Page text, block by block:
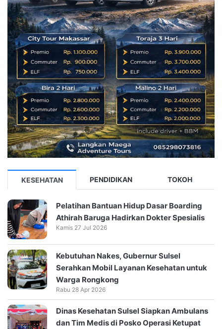
KESEHATAN PENDIDIKAN TOKOH
Pelatihan Bantuan Hidup Dasar Boarding
Athirah Baruga Hadirkan Dokter Spesialis
Kamis 27 Jul 2026
Kebutuhan Nakes, Gubernur Sulsel
Serahkan Mobil Layanan Kesehatan untuk
Warga Rongkong
Rabu 28 Apr 2026
Dinas Kesehatan Sulsel Siapkan Ambulans
dan Tim Medis di Posko Operasi Ketupat